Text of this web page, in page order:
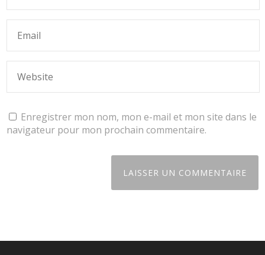
Enregistrer mon nom, mon e-mail et mon site dans le
navigateur pour mon prochain commentaire.